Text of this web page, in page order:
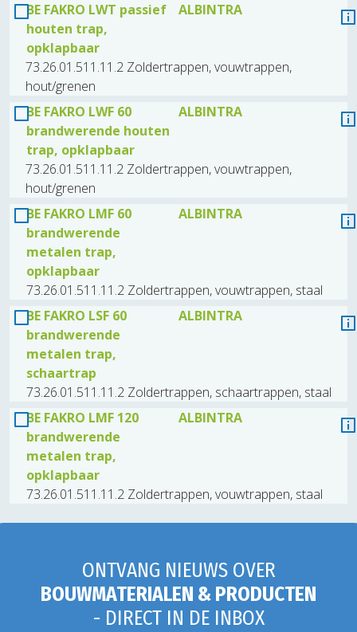
BE FAKRO LWT passief
houten trap,
opklapbaar
ALBINTRA
73.26.01.511.11.2 Zoldertrappen, vouwtrappen,
hout/grenen
BE FAKRO LWF 60
brandwerende houten
trap, opklapbaar
ALBINTRA
73.26.01.511.11.2 Zoldertrappen, vouwtrappen,
hout/grenen
BE FAKRO LMF 60
brandwerende
metalen trap,
opklapbaar
ALBINTRA
73.26.01.511.11.2 Zoldertrappen, vouwtrappen, staal
BE FAKRO LSF 60
brandwerende
metalen trap,
schaartrap
ALBINTRA
73.26.01.511.11.2 Zoldertrappen, schaartrappen, staal
BE FAKRO LMF 120
brandwerende
metalen trap,
opklapbaar
ALBINTRA
73.26.01.511.11.2 Zoldertrappen, vouwtrappen, staal
ONTVANG NIEUWS OVER
BOUWMATERIALEN & PRODUCTEN
- DIRECT IN DE INBOX